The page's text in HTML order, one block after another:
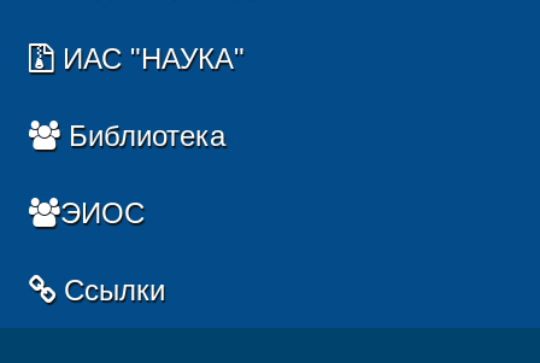
ИАС "НАУКА"
Библиотека
ЭИОС
Ссылки